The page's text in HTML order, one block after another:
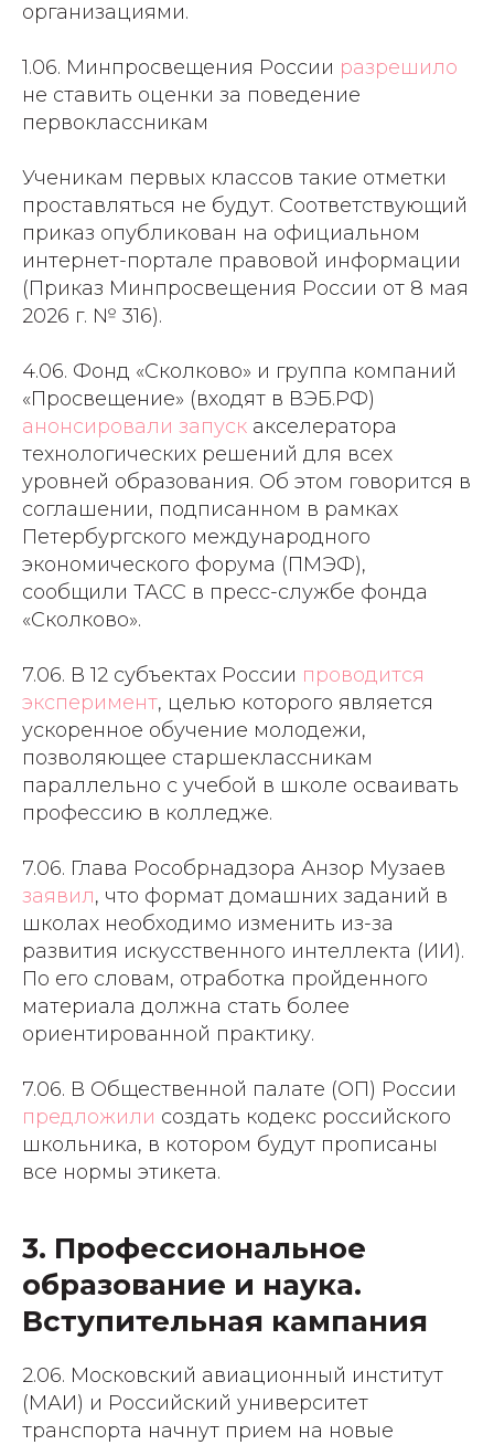
организациями.
1.06. Минпросвещения России разрешило
не ставить оценки за поведение
первоклассникам
Ученикам первых классов такие отметки
проставляться не будут. Соответствующий
приказ опубликован на официальном
интернет-портале правовой информации
(Приказ Минпросвещения России от 8 мая
2026 г. № 316).
4.06. Фонд «Сколково» и группа компаний
«Просвещение» (входят в ВЭБ.РФ)
анонсировали запуск акселератора
технологических решений для всех
уровней образования. Об этом говорится в
соглашении, подписанном в рамках
Петербургского международного
экономического форума (ПМЭФ),
сообщили ТАСС в пресс-службе фонда
«Сколково».
7.06. В 12 субъектах России проводится
эксперимент, целью которого является
ускоренное обучение молодежи,
позволяющее старшеклассникам
параллельно с учебой в школе осваивать
профессию в колледже.
7.06. Глава Рособрнадзора Анзор Музаев
заявил, что формат домашних заданий в
школах необходимо изменить из-за
развития искусственного интеллекта (ИИ).
По его словам, отработка пройденного
материала должна стать более
ориентированной практику.
7.06. В Общественной палате (ОП) России
предложили создать кодекс российского
школьника, в котором будут прописаны
все нормы этикета.
3. Профессиональное
образование и наука.
Вступительная кампания
2.06. Московский авиационный институт
(МАИ) и Российский университет
транспорта начнут прием на новые